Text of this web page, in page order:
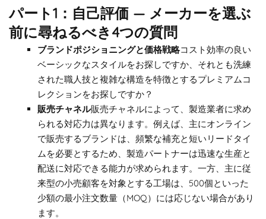
パート1：自己評価 ― メーカーを選ぶ
前に尋ねるべき4つの質問
ブランドポジショニングと価格戦略コスト効率の良い
ベーシックなスタイルをお探しですか、それとも洗練
された職人技と複雑な構造を特徴とするプレミアムコ
レクションをお探しですか？
販売チャネル販売チャネルによって、製造業者に求め
られる対応力は異なります。例えば、主にオンライン
で販売するブランドは、頻繁な補充と短いリードタイ
ムを必要とするため、製造パートナーは迅速な生産と
配送に対応できる能力が求められます。一方、主に従
来型の小売顧客を対象とする工場は、500個といった
少額の最小注文数量（MOQ）には応じない場合があり
ます。